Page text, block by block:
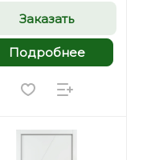
Заказать
Подробнее